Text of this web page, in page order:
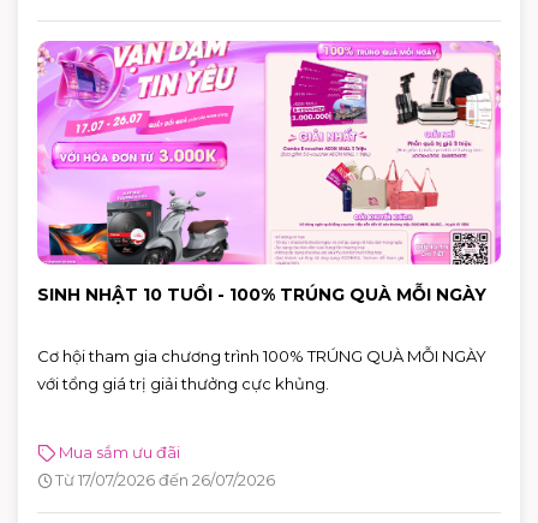
SINH NHẬT 10 TUỔI - 100% TRÚNG QUÀ MỖI NGÀY
Cơ hội tham gia chương trình 100% TRÚNG QUÀ MỖI NGÀY
với tổng giá trị giải thưởng cực khủng.
Mua sắm ưu đãi
Từ 17/07/2026 đến 26/07/2026